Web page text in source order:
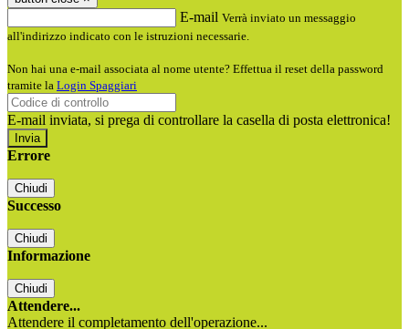
E-mail Verrà inviato un messaggio
all'indirizzo indicato con le istruzioni necessarie.
Non hai una e-mail associata al nome utente? Effettua il reset della password
tramite la Login Spaggiari
E-mail inviata, si prega di controllare la casella di posta elettronica!
Errore
Chiudi
Successo
Chiudi
Informazione
Chiudi
Attendere...
Attendere il completamento dell'operazione...